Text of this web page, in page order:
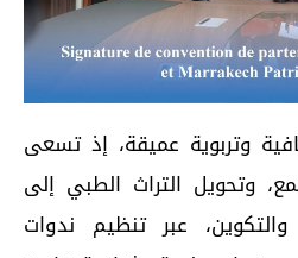
وتربوية عميقة، إذ تسعى
وتحويل التراث الطبي إلى
عبر تنظيم ندوات